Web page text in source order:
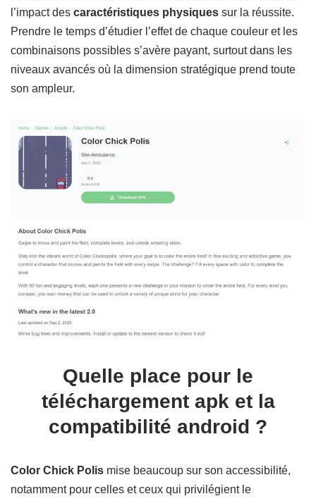
l’impact des caractéristiques physiques sur la réussite.
Prendre le temps d’étudier l’effet de chaque couleur et les
combinaisons possibles s’avère payant, surtout dans les
niveaux avancés où la dimension stratégique prend toute
son ampleur.
Quelle place pour le
téléchargement apk et la
compatibilité android ?
Color Chick Polis mise beaucoup sur son accessibilité,
notamment pour celles et ceux qui privilégient le